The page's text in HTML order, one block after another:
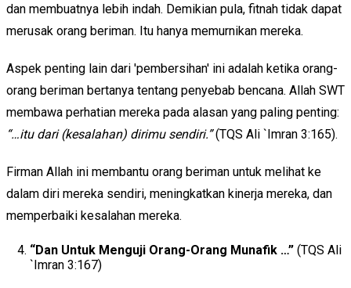
dan membuatnya lebih indah. Demikian pula, fitnah tidak dapat
merusak orang beriman. Itu hanya memurnikan mereka.
Aspek penting lain dari 'pembersihan' ini adalah ketika orang-
orang beriman bertanya tentang penyebab bencana. Allah SWT
membawa perhatian mereka pada alasan yang paling penting:
“…itu dari (kesalahan) dirimu sendiri.”(TQS Ali `Imran 3:165).
Firman Allah ini membantu orang beriman untuk melihat ke
dalam diri mereka sendiri, meningkatkan kinerja mereka, dan
memperbaiki kesalahan mereka.
“Dan Untuk Menguji Orang-Orang Munafik …” (TQS Ali
`Imran 3:167)